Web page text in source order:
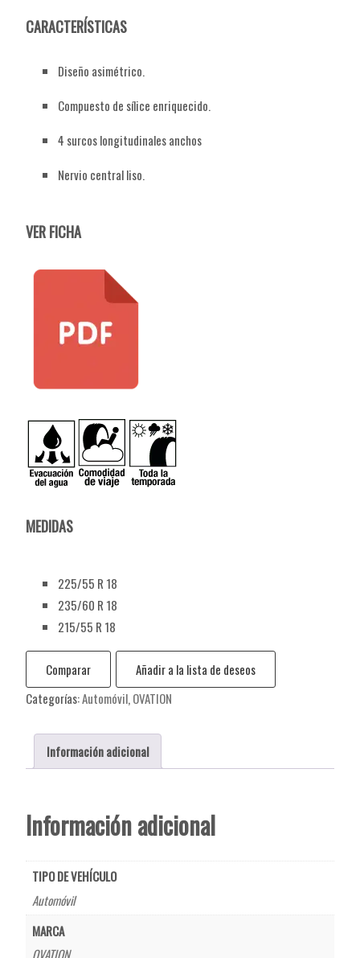
CARACTERÍSTICAS
Diseño asimétrico.
Compuesto de sílice enriquecido.
4 surcos longitudinales anchos
Nervio central liso.
VER FICHA
MEDIDAS
225/55 R 18
235/60 R 18
215/55 R 18
Comparar
Añadir a la lista de deseos
Categorías:Automóvil, OVATION
Información adicional
Información adicional
TIPO DE VEHÍCULO
Automóvil
MARCA
OVATION